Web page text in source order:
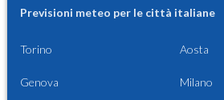
Previsioni meteo per le città italiane
Torino Aosta
Genova Milano